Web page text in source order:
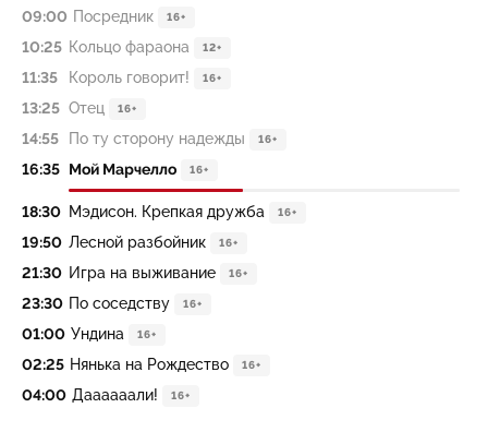
09:00 Посредник 16+
10:25 Кольцо фараона 12+
11:35 Король говорит! 16+
13:25 Отец 16+
14:55 По ту сторону надежды 16+
16:35 Мой Марчелло 16+
18:30 Мэдисон. Крепкая дружба 16+
19:50 Лесной разбойник 16+
21:30 Игра на выживание 16+
23:30 По соседству 16+
01:00 Ундина 16+
02:25 Нянька на Рождество 16+
04:00 Даааааали! 16+